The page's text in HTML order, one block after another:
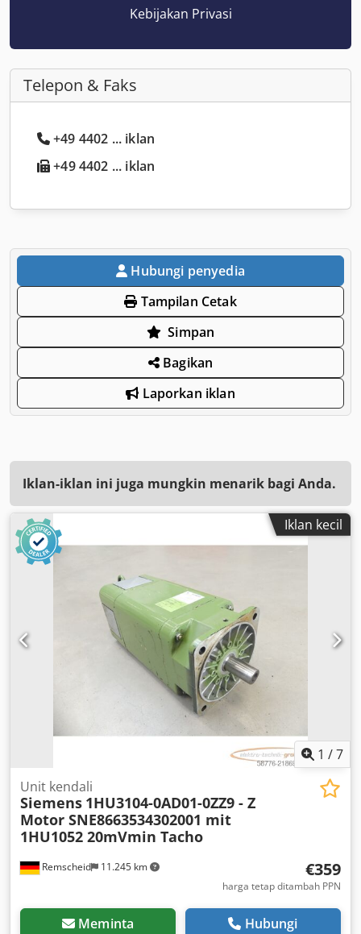
Kebijakan Privasi
Telepon & Faks
+49 4402 ... iklan
+49 4402 ... iklan
Hubungi penyedia
Tampilan Cetak
Simpan
Bagikan
Laporkan iklan
Iklan-iklan ini juga mungkin menarik bagi Anda.
Iklan kecil
1 /7
Remscheid 11.245 km
Unit kendali
Siemens 1HU3104-0AD01-0ZZ9 - Z
Motor SNE8663534302001 mit
1HU1052 20mVmin Tacho
€359
harga tetap ditambah PPN
Meminta Hubungi